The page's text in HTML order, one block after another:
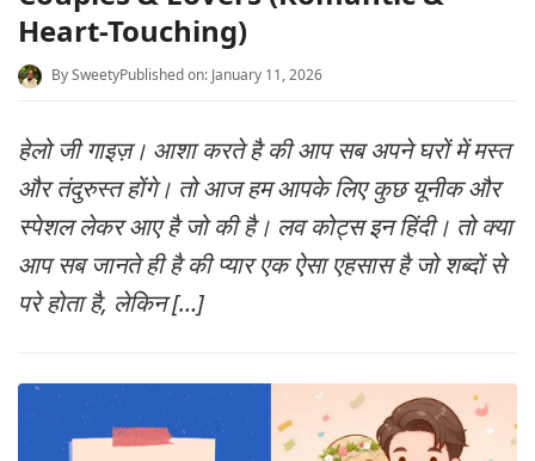
LIFESTYLE
CONTACT NAME IDEAS
MORE
Heart-Touching)
BySweetyPublished on: January 11, 2026
हेलो जी गाइज़। आशा करते है की आप सब अपने घरों में मस्त
और तंदुरुस्त होंगे। तो आज हम आपके लिए कुछ यूनीक और
स्पेशल लेकर आए है जो की है। लव कोट्स इन हिंदी। तो क्या
आप सब जानते ही है की प्यार एक ऐसा एहसास है जो शब्दों से
परे होता है, लेकिन […]